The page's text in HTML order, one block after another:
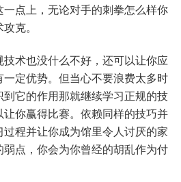
点上，无论对手的刺拳怎么样你
克。
术也没什么不好，还可以让你应
定优势。但当心不要浪费太多时
它的作用那就继续学习正规的技
你赢得比赛。依赖同样的技巧并
程并让你成为馆里令人讨厌的家
点，你会为你曾经的胡乱作为付